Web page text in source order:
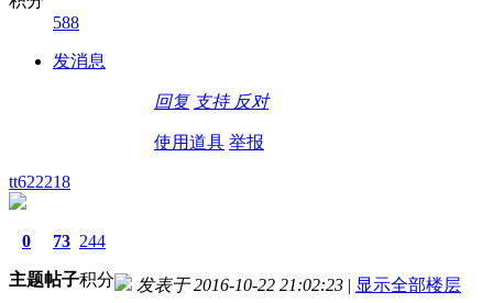
588
发消息
回复 支持 反对
使用道具 举报
tt622218
0
主题
73
帖子
244
积分 发表于 2016-10-22 21:02:23 | 显示全部楼层